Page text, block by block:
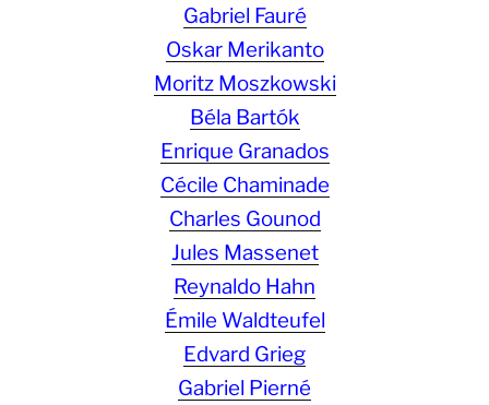
Gabriel Fauré
Oskar Merikanto
Moritz Moszkowski
Béla Bartók
Enrique Granados
Cécile Chaminade
Charles Gounod
Jules Massenet
Reynaldo Hahn
Émile Waldteufel
Edvard Grieg
Gabriel Pierné